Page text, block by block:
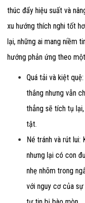
thúc đẩy hiệu suất và
xu hướng thích nghi tốt
lại, những ai mang niềm
hướng phản ứng theo
Quá tải và kiệt quệ:
thắng nhưng vẫn
thẳng sẽ tích tụ
tật.
Né tránh và rút lui:
nhưng lại có con
nhẹ nhõm trong
với nguy cơ của